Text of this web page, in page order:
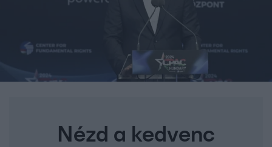
Nézd a kedvenc